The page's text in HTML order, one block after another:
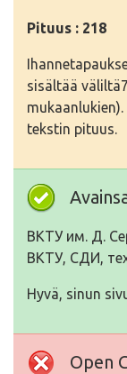
Pituus : 218
sisältää
mukaanlukien).
tekstin pituus.
ВКТУ им. Д.
ВКТУ, СДИ,
Hyvä, sinun
Open